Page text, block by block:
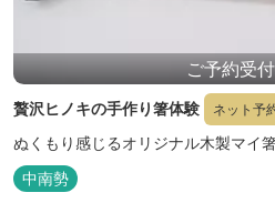
ご予約受
贅沢ヒノキの手作り箸体験 ネット予
ぬくもり感じるオリジナル木製マイ
中南勢